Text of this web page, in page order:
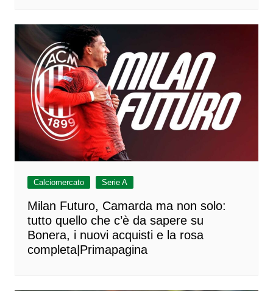
Calciomercato Serie A
Milan Futuro, Camarda ma non solo:
tutto quello che c’è da sapere su
Bonera, i nuovi acquisti e la rosa
completa|Primapagina